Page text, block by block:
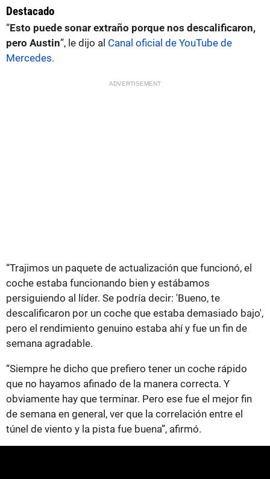
Destacado
“Esto puede sonar extraño porque nos descalificaron,
pero Austin”, le dijo al Canal oficial de YouTube de
Mercedes.
ADVERTISEMENT
“Trajimos un paquete de actualización que funcionó, el
coche estaba funcionando bien y estábamos
persiguiendo al líder. Se podría decir: 'Bueno, te
descalificaron por un coche que estaba demasiado bajo',
pero el rendimiento genuino estaba ahí y fue un fin de
semana agradable.
“Siempre he dicho que prefiero tener un coche rápido
que no hayamos afinado de la manera correcta. Y
obviamente hay que terminar. Pero ese fue el mejor fin
de semana en general, ver que la correlación entre el
túnel de viento y la pista fue buena”, afirmó.